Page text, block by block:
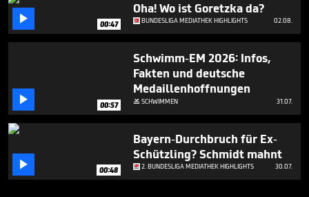
 00:47
Oha! Wo ist Goretzka da?
BUNDESLIGA MEDIATHEK HIGHLIGHTS 02.08.
 00:57
Schwimm-EM 2026: Infos,
Fakten und deutsche
Medaillenhoffnungen
SCHWIMMEN 31.07.
 00:48
Bayern-Durchbruch für Ex-
Schützling? Schmidt mahnt
2. BUNDESLIGA MEDIATHEK HIGHLIGHTS 30.07.